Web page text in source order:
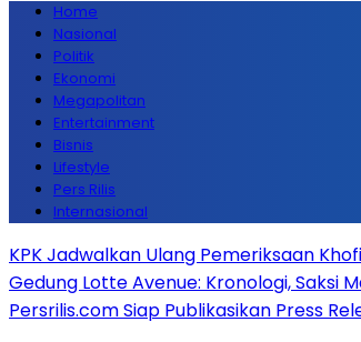
Home
Nasional
Politik
Ekonomi
Megapolitan
Entertainment
Bisnis
Lifestyle
Pers Rilis
Internasional
KPK Jadwalkan Ulang Pemeriksaan
Gedung Lotte Avenue: Kronologi, Saksi
Persrilis.com Siap Publikasikan Press